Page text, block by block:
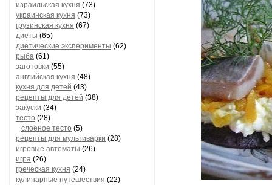
израильская кухня (73)
украинская кухня (73)
грузинская кухня (67)
диеты (65)
диетические эксперименты (62)
рыба (61)
заготовки (55)
английская кухня (48)
кухня для детей (43)
рецепты для детей (38)
закуски (34)
тесто (28)
слоёное тесто (5)
рецепты для мультиварки (28)
игровые автоматы (26)
игра (26)
греческая кухня (24)
кулинарные путешествия (22)